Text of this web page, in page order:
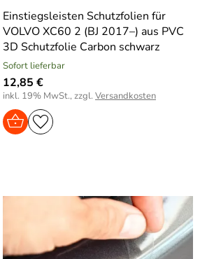
Einstiegsleisten Schutzfolien für
VOLVO XC60 2 (BJ 2017–) aus PVC
3D Schutzfolie Carbon schwarz
Sofort lieferbar
12,85 €
inkl. 19% MwSt., zzgl. Versandkosten